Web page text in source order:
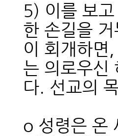
5) 이를 보
한 손길을
이 회개하면
는 의로우신
다. 선교의
o 성령은 온